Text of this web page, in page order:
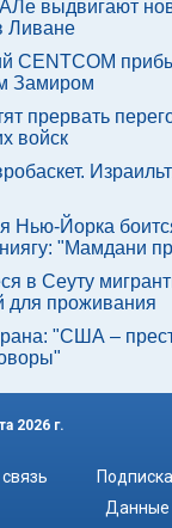
выдвигают
Ливане
CENTCOM
Замиром
прервать
войск
Нью-Йорка
"Мамдани
в Сеуту
для проживания
"США –
2026 г.
Данные